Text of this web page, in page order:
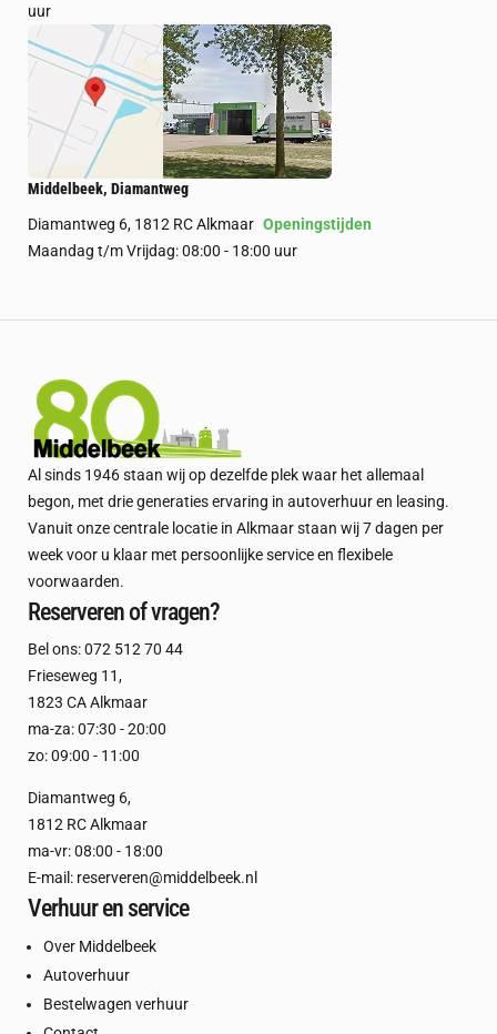
uur
Middelbeek, Diamantweg
Diamantweg 6, 1812 RC Alkmaar Openingstijden
Maandag t/m Vrijdag: 08:00 - 18:00 uur
Al sinds 1946 staan wij op dezelfde plek waar het allemaal
begon, met drie generaties ervaring in autoverhuur en leasing.
Vanuit onze centrale locatie in Alkmaar staan wij 7 dagen per
week voor u klaar met persoonlijke service en flexibele
voorwaarden.
Reserveren of vragen?
Bel ons:072 512 70 44
Frieseweg 11,
1823 CA Alkmaar
ma-za: 07:30 - 20:00
zo: 09:00 - 11:00
Diamantweg 6,
1812 RC Alkmaar
ma-vr: 08:00 - 18:00
E-mail: reserveren@middelbeek.nl
Verhuur en service
Over Middelbeek
Autoverhuur
Bestelwagen verhuur